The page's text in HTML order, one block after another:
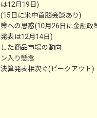
12月19日)
日に米中首脳会談あり)
への思惑(10月26日に金融政
表は12月14日)
た商品市場の動向
入り懸念
算発表相次ぐ(ピークアウト)